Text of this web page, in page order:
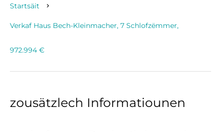
Startsäit
Verkaf Haus Bech-Kleinmacher, 7 Schlofzëmmer,
972.994 €
zousätzlech Informatiounen